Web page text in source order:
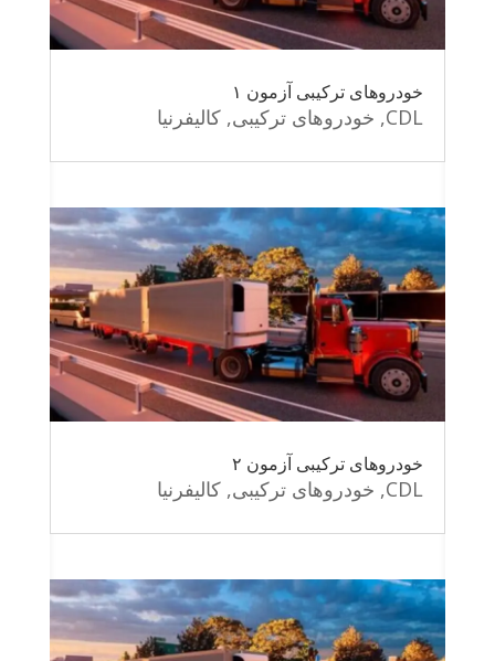
خودروهای ترکیبی آزمون ۱
CDL
, خودروهای ترکیبی, کالیفرنیا
خودروهای ترکیبی آزمون ۲
CDL
, خودروهای ترکیبی, کالیفرنیا